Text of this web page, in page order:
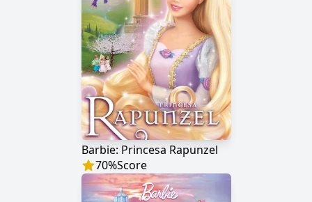
Barbie: Princesa Rapunzel
70%Score